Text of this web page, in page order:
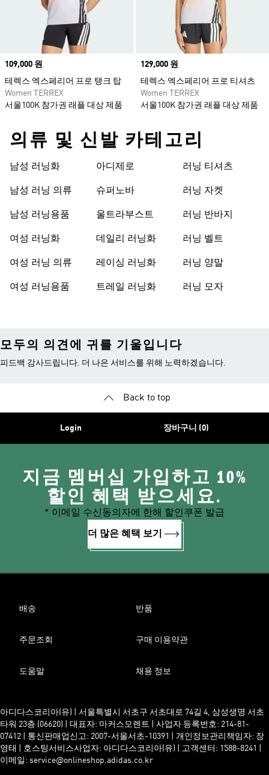
Price
109,000 원
테렉스 엑스페리어 프로 탱크 탑
Women TERREX
서울100K 참가권 래플 대상 제품
Price
129,000 원
테렉스 엑스페리어 프로 티셔츠
Women TERREX
서울100K 참가권 래플 대상 제품
의류 및 신발 카테고리
남성 러닝화
남성 러닝 의류
남성 러닝용품
여성 러닝화
여성 러닝 의류
여성 러닝용품
아디제로
슈퍼노바
울트라부스트
데일리 러닝화
레이싱 러닝화
트레일 러닝화
러닝 티셔츠
러닝 자켓
러닝 반바지
러닝 벨트
러닝 양말
러닝 모자
모두의 의견에 귀를 기울입니다
피드백 감사드립니다. 더 나은 서비스를 위해 노력하겠습니다.
Back to top
Login 장바구니 (0)
지금 멤버십 가입하고 10%
할인 혜택 받으세요.
* 이메일 수신동의자에 한해 할인쿠폰 발급
더 많은 혜택 보기
배송 반품
주문조회 구매 이용약관
도움말 채용 정보
아디다스코리아(유) | 서울특별시 서초구 서초대로 74길 4, 삼성생명 서초
타워 23층 (06620) | 대표자: 마커스모렌트 | 사업자 등록번호: 214-81-
07412 | 통신판매업신고: 2007-서울서초-10391 | 개인정보관리책임자: 장
영태 | 호스팅서비스사업자: 아디다스코리아(유) | 고객센터: 1588-8241 |
이메일: service@onlineshop.adidas.co.kr